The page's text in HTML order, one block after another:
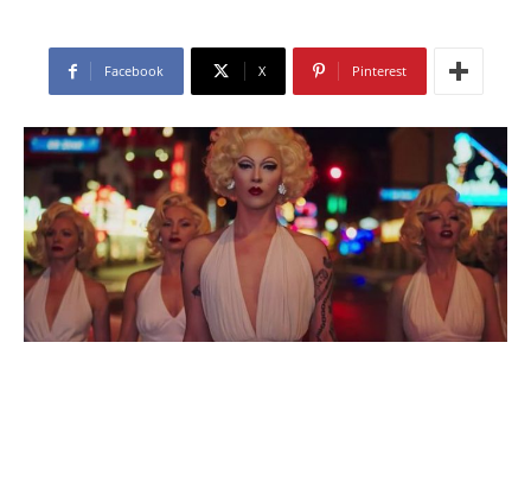
Facebook X Pinterest